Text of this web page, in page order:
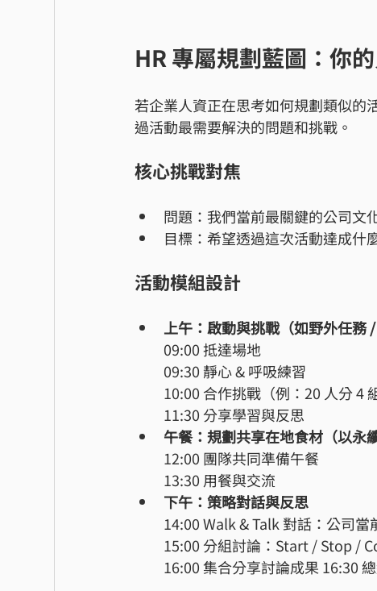
HR 專屬規劃藍圖：你
若企業人資正在思考如何規劃類似的
過活動最需要解決的問題和挑戰。
核心挑戰對焦
問題：我們當前最關鍵的公司文
目標：希望透過這次活動達成什
活動模組設計
上午：啟動與挑戰（如野外任務 /
09:00 抵達場地
09:30 靜心 & 呼吸練習
10:00 合作挑戰（例：20 人分 4 組
11:30 分享學習與反思
午餐：規劃共享在地食材（以永
12:00 團隊共同準備午餐
13:30 用餐與交流
下午：策略對話與反思
14:00 Walk & Talk 對話：公司當
15:00 分組討論：Start / Stop /
16:00 集合分享討論成果 16:30